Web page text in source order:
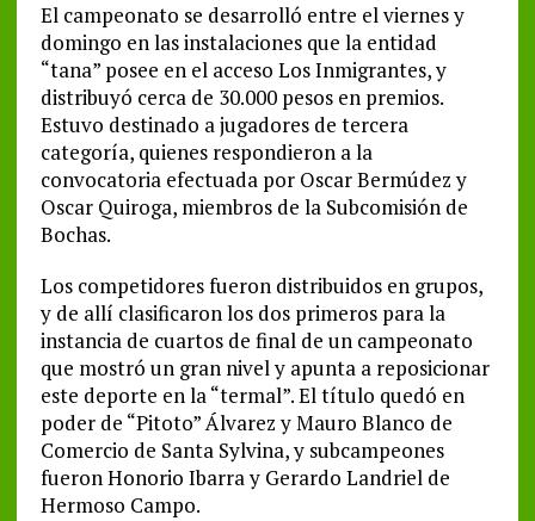
El campeonato se desarrolló entre el viernes y
domingo en las instalaciones que la entidad
“tana” posee en el acceso Los Inmigrantes, y
distribuyó cerca de 30.000 pesos en premios.
Estuvo destinado a jugadores de tercera
categoría, quienes respondieron a la
convocatoria efectuada por Oscar Bermúdez y
Oscar Quiroga, miembros de la Subcomisión de
Bochas.
Los competidores fueron distribuidos en grupos,
y de allí clasificaron los dos primeros para la
instancia de cuartos de final de un campeonato
que mostró un gran nivel y apunta a reposicionar
este deporte en la “termal”. El título quedó en
poder de “Pitoto” Álvarez y Mauro Blanco de
Comercio de Santa Sylvina, y subcampeones
fueron Honorio Ibarra y Gerardo Landriel de
Hermoso Campo.